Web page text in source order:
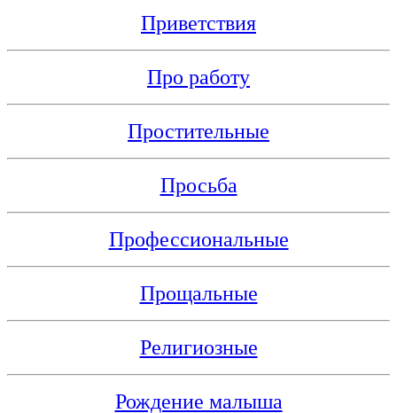
Приветствия
Про работу
Простительные
Просьба
Профессиональные
Прощальные
Религиозные
Рождение малыша